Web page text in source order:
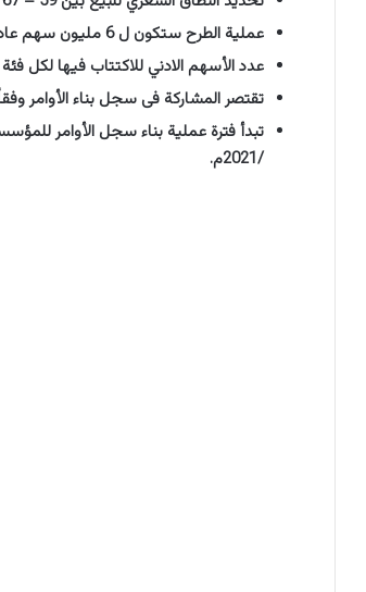
عملية الطرح ستكون ل 6 مليون سهم عادي، تمثل 30 % من رأس مال الشركة.
عدد الأسهم الادني للاكتتاب فيها لكل فئة
تقتصر المشاركة فى سجل بناء الأوامر
تبدأ فترة عملية بناء سجل الأوامر للمؤسسات اليوم الاحد 27 /
/2021م.